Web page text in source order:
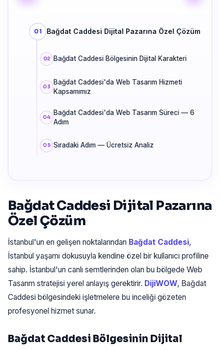
Bağdat Caddesi Dijital Pazarına Özel Çözüm
Bağdat Caddesi Bölgesinin Dijital Karakteri
Bağdat Caddesi'da Web Tasarım Hizmeti
Kapsamımız
Bağdat Caddesi'da Web Tasarım Süreci — 6
Adım
Sıradaki Adım — Ücretsiz Analiz
Bağdat Caddesi Dijital Pazarına
Özel Çözüm
İstanbul'un en gelişen noktalarından Bağdat Caddesi,
İstanbul yaşamı dokusuyla kendine özel bir kullanıcı profiline
sahip. İstanbul'un canlı semtlerinden olan bu bölgede Web
Tasarım stratejisi yerel anlayış gerektirir. DijiWOW, Bağdat
Caddesi bölgesindeki işletmelere bu inceliği gözeten
profesyonel hizmet sunar.
Bağdat Caddesi Bölgesinin Dijital